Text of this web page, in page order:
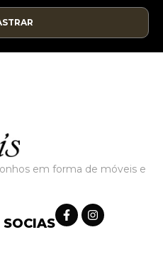
em forma de móveis e
SOCIAS